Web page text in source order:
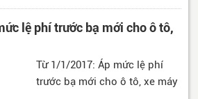
lệ phí trước bạ mới cho ô tô,
Từ 1/1/2017: Áp mức lệ phí
trước bạ mới cho ô tô, xe máy